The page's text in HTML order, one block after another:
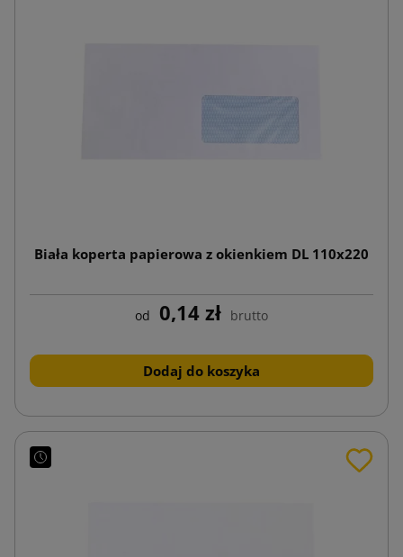
Biała koperta papierowa z okienkiem DL 110x220
od 0,14 zł brutto
Dodaj do koszyka